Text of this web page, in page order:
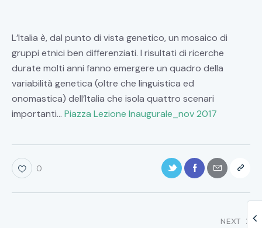
L’Italia è, dal punto di vista genetico, un mosaico di
gruppi etnici ben differenziati. I risultati di ricerche
durate molti anni fanno emergere un quadro della
variabilità genetica (oltre che linguistica ed
onomastica) dell’Italia che isola quattro scenari
importanti… Piazza Lezione Inaugurale_nov 2017
0
NEXT